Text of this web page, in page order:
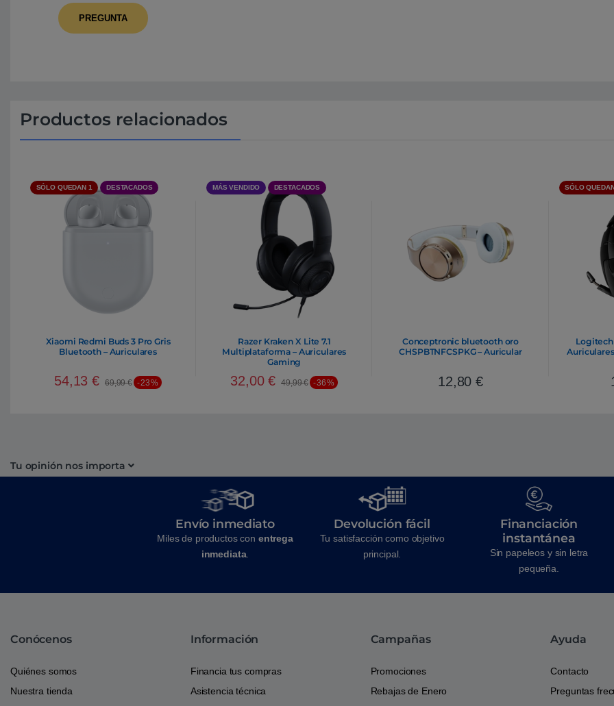
Productos relacionados
SÓLO QUEDAN 1 DESTACADOS
Xiaomi Redmi Buds 3 Pro Gris
Bluetooth – Auriculares
54,13€ 69,99€ -23%
MÁS VENDIDO DESTACADOS
Razer Kraken X Lite 7.1
Multiplataforma – Auriculares
Gaming
32,00€ 49,99€ -36%
Conceptronic bluetooth oro
CHSPBTNFCSPKG – Auricular
12,80€
SÓLO
Logitech
Tu opinión nos importa
Envío inmediato
Miles de productos con entrega
inmediata.
Devolución fácil
Tu satisfacción como objetivo
principal.
Financiación
instantánea
Sin papeleos y sin letra
pequeña.
Conócenos
Quiénes somos
Nuestra tienda
Información
Financia tus compras
Asistencia técnica
Campañas
Promociones
Rebajas de Enero
Ayuda
Contacto
Preguntas